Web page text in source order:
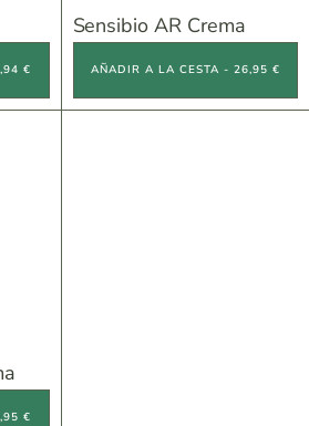
€
Sensibio AR Crema
AÑADIR A LA CESTA - 26,95 €
€